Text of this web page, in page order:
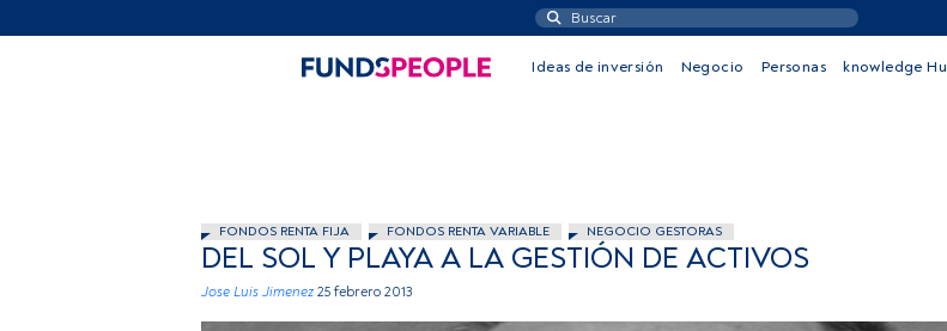
Ideas de inversión Negocio Personas knowledge
FONDOS RENTA FIJA FONDOS RENTA VARIABLE NEGOCIO GESTORAS
DEL SOL Y PLAYA A LA GESTIÓN DE ACTIVOS
Jose Luis Jimenez 25 febrero 2013